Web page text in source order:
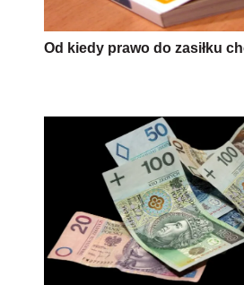
Od kiedy prawo do zasiłku